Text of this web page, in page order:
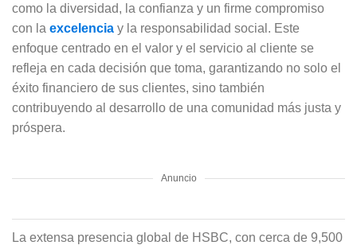
como la diversidad, la confianza y un firme compromiso
con la excelencia y la responsabilidad social. Este
enfoque centrado en el valor y el servicio al cliente se
refleja en cada decisión que toma, garantizando no solo el
éxito financiero de sus clientes, sino también
contribuyendo al desarrollo de una comunidad más justa y
próspera.
Anuncio
La extensa presencia global de HSBC, con cerca de 9,500